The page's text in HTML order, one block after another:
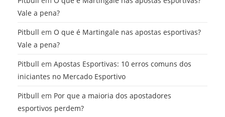
Vale a pena?
Pitbull em O que é Martingale nas apostas esportivas?
Vale a pena?
Pitbull em Apostas Esportivas: 10 erros comuns dos
iniciantes no Mercado Esportivo
Pitbull em Por que a maioria dos apostadores
esportivos perdem?